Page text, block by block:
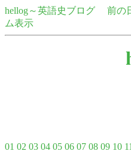
hellog～英語史ブログ 前の
ム表示
01 02 03 04 05 06 07 08 09 10 11